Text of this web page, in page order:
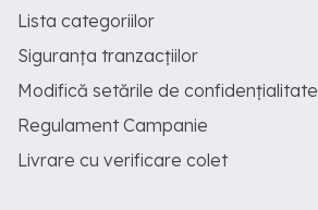
Lista categoriilor
Siguranța tranzacțiilor
Modifică setările de confidențialitate
Regulament Campanie
Livrare cu verificare colet